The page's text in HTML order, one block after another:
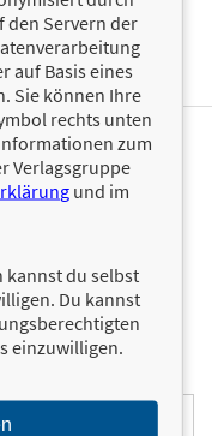
und
Stand über das
Tragen Sie sich
den Servern der
auf Basis eines
Sie können Ihre
rechts unten
zum
Verlagsgruppe
und im
kannst du selbst
Du kannst
einzuwilligen.